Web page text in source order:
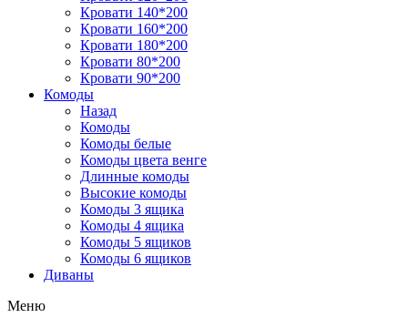
Кровати 140*200
Кровати 160*200
Кровати 180*200
Кровати 80*200
Кровати 90*200
Комоды
Назад
Комоды
Комоды белые
Комоды цвета венге
Длинные комоды
Высокие комоды
Комоды 3 ящика
Комоды 4 ящика
Комоды 5 ящиков
Комоды 6 ящиков
Диваны
Меню